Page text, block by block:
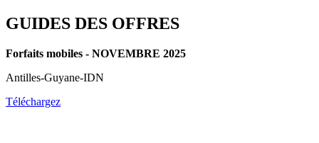
GUIDES DES OFFRES
Forfaits mobiles - NOVEMBRE 2025
Antilles-Guyane-IDN
Téléchargez